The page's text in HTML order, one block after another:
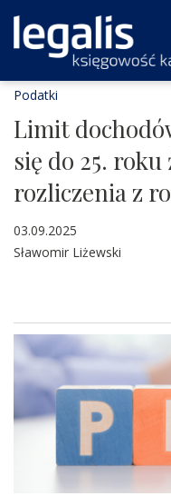
Podatki
Limit
się do 25.
rozliczenia z
03.09.2025
Sławomir Liżewski